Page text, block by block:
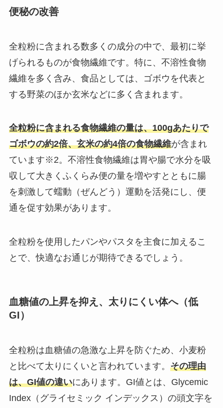
便秘の改善
全粒粉に含まれる数多くの成分の中で、最初に挙
げられるものが食物繊維です。特に、不溶性食物
繊維を多く含み、食品としては、ゴボウを代表と
する野菜のほか玄米などに多く含まれます。
全粒粉に含まれる食物繊維の量は、100gあたりで
ゴボウの約2倍、玄米の約4倍の食物繊維が含まれ
ています※2。不溶性食物繊維は胃や腸で水分を吸
収して大きくふくらみ便の量を増やすとともに腸
を刺激して蠕動（ぜんどう）運動を活発にし、便
通を促す効果があります。
全粒粉を使用したパンやパスタを主食に加えるこ
とで、快適なお通じが期待できるでしょう。
血糖値の上昇を抑え、太りにくい体へ（低
GI）
全粒粉は血糖値の急激な上昇を防ぐため、小麦粉
と比べて太りにくいと言われています。 その理由
は、GI値の違いにあります。GI値とは、Glycemic
Index（グライセミック インデックス）の頭文字を